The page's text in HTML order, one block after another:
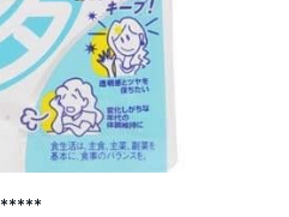
*****